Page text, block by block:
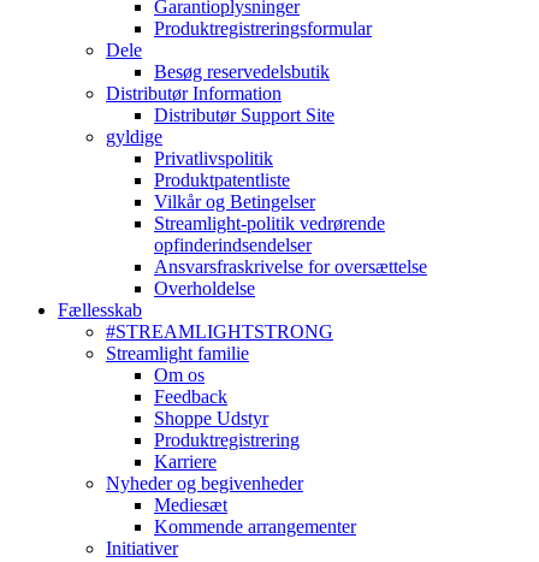
Garantioplysninger
Produktregistreringsformular
Dele
Besøg reservedelsbutik
Distributør Information
Distributør Support Site
gyldige
Privatlivspolitik
Produktpatentliste
Vilkår og Betingelser
Streamlight-politik vedrørende
opfinderindsendelser
Ansvarsfraskrivelse for oversættelse
Overholdelse
Fællesskab
#STREAMLIGHTSTRONG
Streamlight familie
Om os
Feedback
Shoppe Udstyr
Produktregistrering
Karriere
Nyheder og begivenheder
Mediesæt
Kommende arrangementer
Initiativer